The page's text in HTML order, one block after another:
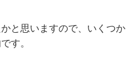
と思いますので、いくつか
す。